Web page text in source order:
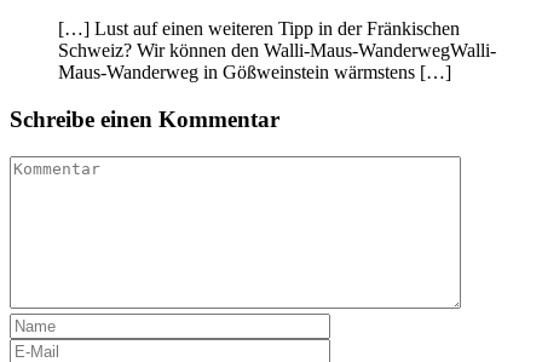
[…] Lust auf einen weiteren Tipp in der Fränkischen
Schweiz? Wir können den Walli-Maus-WanderwegWalli-
Maus-Wanderweg in Gößweinstein wärmstens […]
Schreibe einen Kommentar